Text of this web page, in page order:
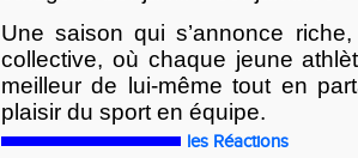
Une saison qui s’annonce
collective, où chaque jeune
meilleur de lui-même tout en
plaisir du sport en équipe.
les Réactions